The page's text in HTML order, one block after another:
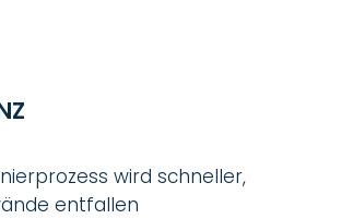
wird schneller,
entfallen